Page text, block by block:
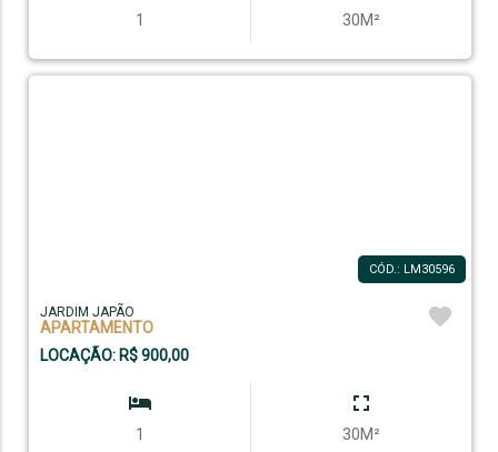
1 30M²
CÓD.: LM30596
JARDIM JAPÃO
APARTAMENTO
LOCAÇÃO: R$ 900,00
1 30M²